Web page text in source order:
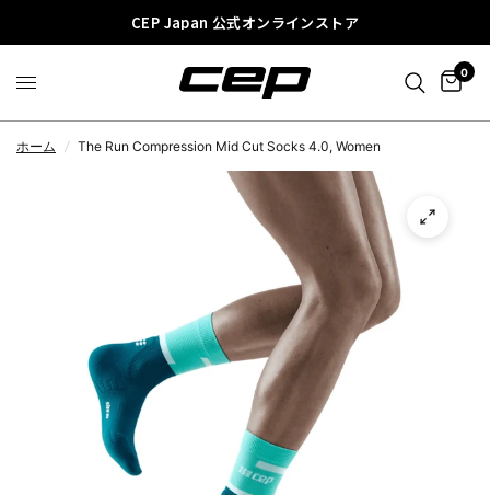
CEP Japan 公式オンラインストア
0
ホーム / The Run Compression Mid Cut Socks 4.0, Women